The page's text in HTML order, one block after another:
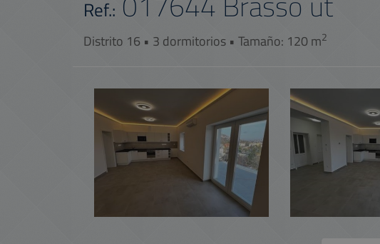
Ref.:
Distrito 16 • 3 dormitorios • Tamaño: 120 m2